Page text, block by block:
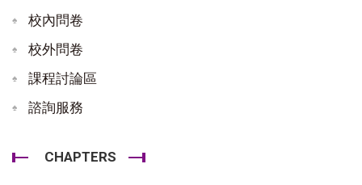
校內問卷
校外問卷
課程討論區
諮詢服務
CHAPTERS